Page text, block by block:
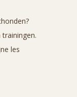
les